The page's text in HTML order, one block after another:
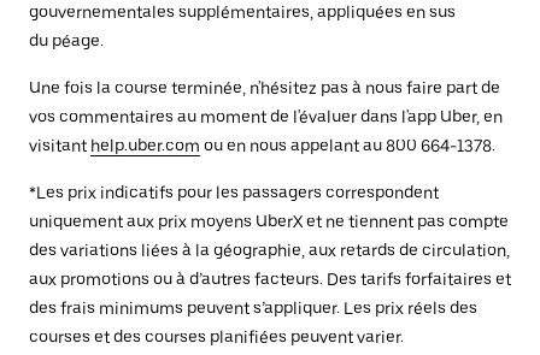
gouvernementales supplémentaires, appliquées en sus
du péage.
Une fois la course terminée, n'hésitez pas à nous faire part de
vos commentaires au moment de l'évaluer dans l'app Uber, en
visitant help.uber.com ou en nous appelant au 800 664-1378.
*Les prix indicatifs pour les passagers correspondent
uniquement aux prix moyens UberX et ne tiennent pas compte
des variations liées à la géographie, aux retards de circulation,
aux promotions ou à d’autres facteurs. Des tarifs forfaitaires et
des frais minimums peuvent s’appliquer. Les prix réels des
courses et des courses planifiées peuvent varier.